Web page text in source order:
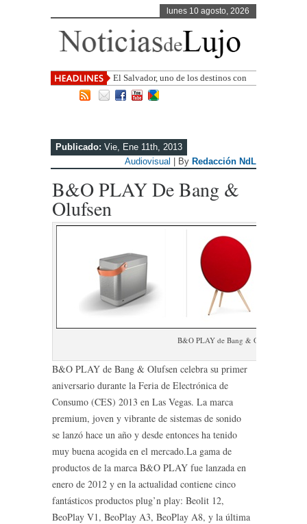
lunes 10 agosto, 2026
El Salvador, uno de los destinos con
mayor proyección de Centroamérica
Publicado: Vie, Ene 11th, 2013
Audiovisual
| By Redacción NdL
B&O PLAY De Bang &
Olufsen
B&O PLAY de Bang & Olufsen
B&O PLAY de Bang & Olufsen celebra su primer
aniversario durante la Feria de Electrónica de
Consumo (CES) 2013 en Las Vegas. La marca
premium, joven y vibrante de sistemas de sonido
se lanzó hace un año y desde entonces ha tenido
muy buena acogida en el mercado.La gama de
productos de la marca B&O PLAY fue lanzada en
enero de 2012 y en la actualidad contiene cinco
fantásticos productos plug’n play: Beolit 12,
BeoPlay V1, BeoPlay A3, BeoPlay A8, y la última